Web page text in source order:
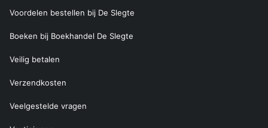
Voordelen bestellen bij De Slegte
Boeken bij Boekhandel De Slegte
Veilig betalen
Verzendkosten
Veelgestelde vragen